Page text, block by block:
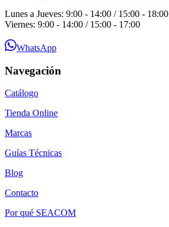
Lunes a Jueves: 9:00 - 14:00 / 15:00 - 18:00
Viernes: 9:00 - 14:00 / 15:00 - 17:00
WhatsApp
Navegación
Catálogo
Tienda Online
Marcas
Guías Técnicas
Blog
Contacto
Por qué SEACOM